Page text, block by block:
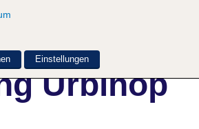
Urbihop
Einstellungen